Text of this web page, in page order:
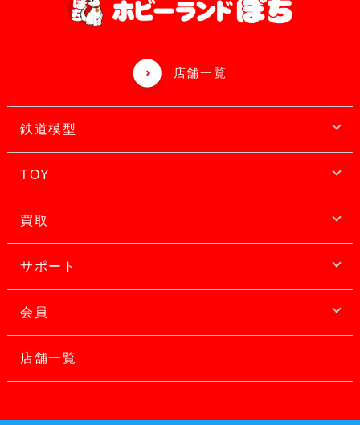
店舗一覧
鉄道模型
TOY
買取
サポート
会員
店舗一覧